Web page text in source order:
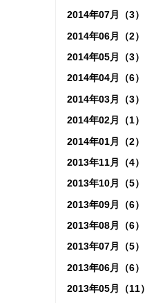
2014年07月（3）
2014年06月（2）
2014年05月（3）
2014年04月（6）
2014年03月（3）
2014年02月（1）
2014年01月（2）
2013年11月（4）
2013年10月（5）
2013年09月（6）
2013年08月（6）
2013年07月（5）
2013年06月（6）
2013年05月（11）